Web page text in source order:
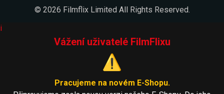
© 2026 Filmflix Limited All Rights Reserved.
i
Vážení uživatelé FilmFlixu
⚠️
Pracujeme na novém E-Shopu.